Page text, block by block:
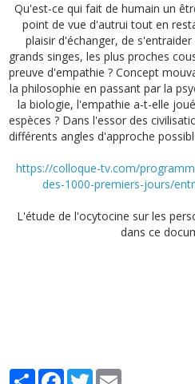
Qu'est-ce qui fait de humain un
point de vue d'autrui tout en
plaisir d'échanger, de
grands singes, les plus proches
preuve d'empathie ? Concept
la philosophie en passant par la
la biologie, l'empathie a-t-elle
espèces ? Dans l'essor des
différents angles d'approche
https://colloque-tv.com/
des-1000-premiers-jours/
L'étude de l'ocytocine sur les
dans ce
PartagerFacebook
Twitter